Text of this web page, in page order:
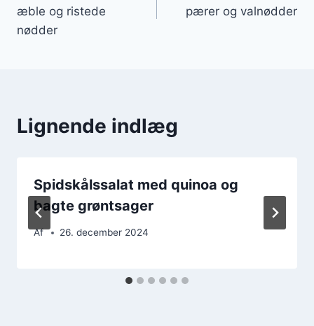
æble og ristede
nødder
pærer og valnødder
Lignende indlæg
Spidskålssalat med quinoa og
bagte grøntsager
Af 26. december 2024